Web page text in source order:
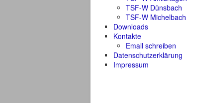
TSF-W Dünsbach
TSF-W Michelbach
Downloads
Kontakte
Email schreiben
Datenschutzerklärung
Impressum